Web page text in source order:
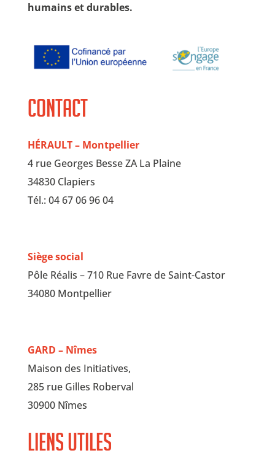
humains et durables.
Contact
HÉRAULT – Montpellier
4 rue Georges Besse ZA La Plaine
34830 Clapiers
Tél.: 04 67 06 96 04
Siège social
Pôle Réalis – 710 Rue Favre de Saint-Castor
34080 Montpellier
GARD – Nîmes
Maison des Initiatives,
285 rue Gilles Roberval
30900 Nîmes
Liens utiles